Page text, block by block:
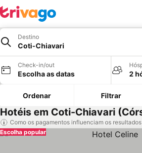
Destino
Coti-Chiavari
Check-in/out
Escolha as datas 2
Ordenar Filtrar
Hotéis em Coti-Chiavari
Como os pagamentos influenciam os resultados
Escolha popular